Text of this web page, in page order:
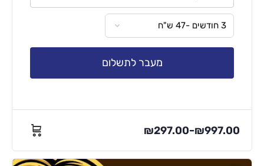
מעבר לתשלום
₪297.00–₪997.00